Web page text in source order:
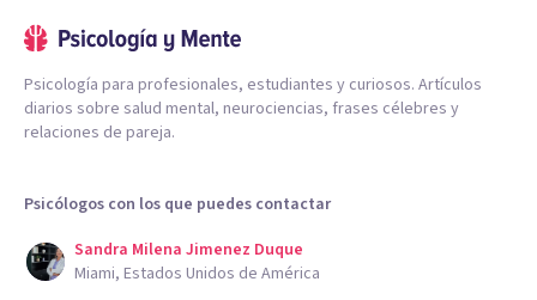
Psicología para profesionales, estudiantes y curiosos. Artículos
diarios sobre salud mental, neurociencias, frases célebres y
relaciones de pareja.
Psicólogos con los que puedes contactar
Sandra Milena Jimenez Duque
Miami, Estados Unidos de América